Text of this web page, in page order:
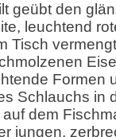
geübt den
leuchtend
Tisch
Formen
Schlauchs in
dem
jungen,